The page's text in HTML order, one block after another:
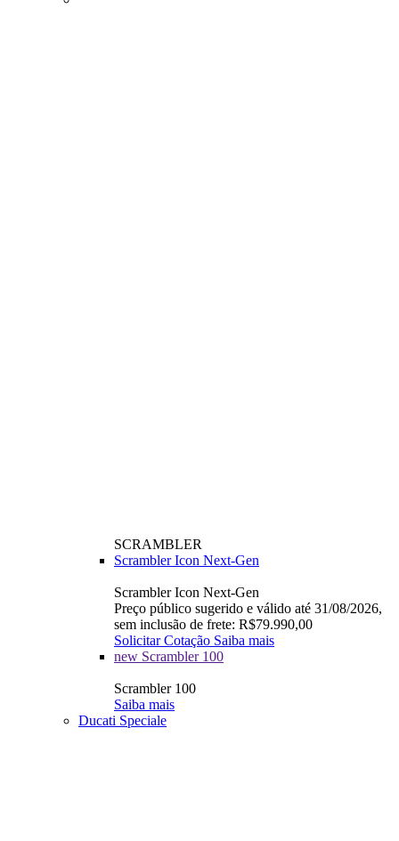
SCRAMBLER
Scrambler Icon Next-Gen
Scrambler Icon Next-Gen
Preço público sugerido e válido até 31/08/2026,
sem inclusão de frete: R$79.990,00
Solicitar Cotação Saiba mais
new Scrambler 100
Scrambler 100
Saiba mais
Ducati Speciale